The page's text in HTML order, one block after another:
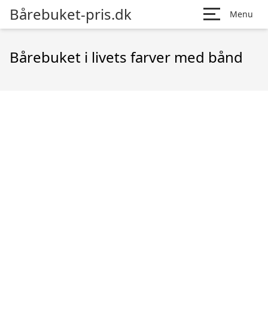
Bårebuket-pris.dk Menu
Bårebuket i livets farver med bånd